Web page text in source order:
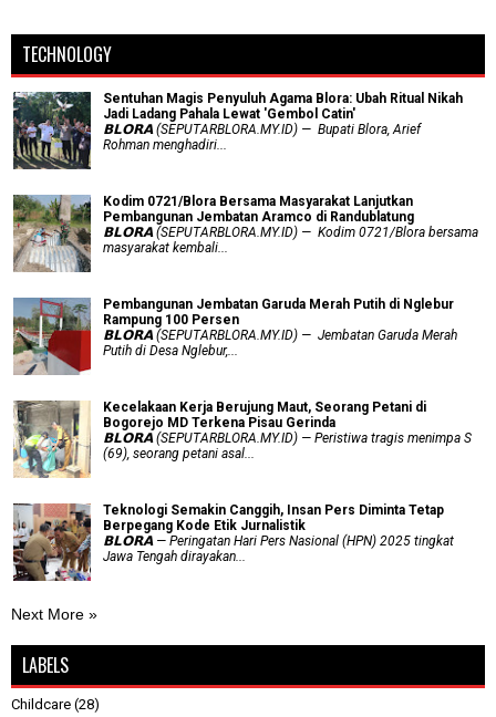
TECHNOLOGY
Sentuhan Magis Penyuluh Agama Blora: Ubah Ritual Nikah
Jadi Ladang Pahala Lewat 'Gembol Catin'
𝗕𝗟𝗢𝗥𝗔 (SEPUTARBLORA.MY.ID) — Bupati Blora, Arief
Rohman menghadiri...
Kodim 0721/Blora Bersama Masyarakat Lanjutkan
Pembangunan Jembatan Aramco di Randublatung
𝗕𝗟𝗢𝗥𝗔 (SEPUTARBLORA.MY.ID) — Kodim 0721/Blora bersama
masyarakat kembali...
Pembangunan Jembatan Garuda Merah Putih di Nglebur
Rampung 100 Persen
𝗕𝗟𝗢𝗥𝗔 (SEPUTARBLORA.MY.ID) — Jembatan Garuda Merah
Putih di Desa Nglebur,...
Kecelakaan Kerja Berujung Maut, Seorang Petani di
Bogorejo MD Terkena Pisau Gerinda
𝗕𝗟𝗢𝗥𝗔 (SEPUTARBLORA.MY.ID) — Peristiwa tragis menimpa S
(69), seorang petani asal...
Teknologi Semakin Canggih, Insan Pers Diminta Tetap
Berpegang Kode Etik Jurnalistik
𝗕𝗟𝗢𝗥𝗔 — Peringatan Hari Pers Nasional (HPN) 2025 tingkat
Jawa Tengah dirayakan...
Next More »
LABELS
Childcare (28)